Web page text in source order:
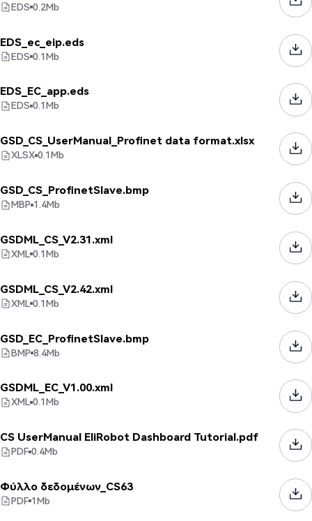
EDS 0.2Mb
EDS_ec_eip.eds
EDS 0.1Mb
EDS_EC_app.eds
EDS 0.1Mb
GSD_CS_UserManual_Profinet data format.xlsx
XLSX 0.1Mb
GSD_CS_ProfinetSlave.bmp
MBP 1.4Mb
GSDML_CS_V2.31.xml
XML 0.1Mb
GSDML_CS_V2.42.xml
XML 0.1Mb
GSD_EC_ProfinetSlave.bmp
BMP 8.4Mb
GSDML_EC_V1.00.xml
XML 0.1Mb
CS UserManual EliRobot Dashboard Tutorial.pdf
PDF 0.4Mb
Φύλλο δεδομένων_CS63
PDF 1Mb